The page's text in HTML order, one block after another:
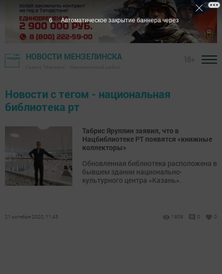
НОВОСТИ МЕНЗЕЛИНСКА
Новости с тегом - национальная
библиотека рт
Табрис Яруллин заявил, что в
Нацбиблиотеке РТ появятся «книжные
коллекторы»
Обновленная библиотека расположена в
бывшем здании национально-
культурного центра «Казань».
21 октября 2020, 11:45 1809 0 0
6 Автоматическое закрытие баннера через